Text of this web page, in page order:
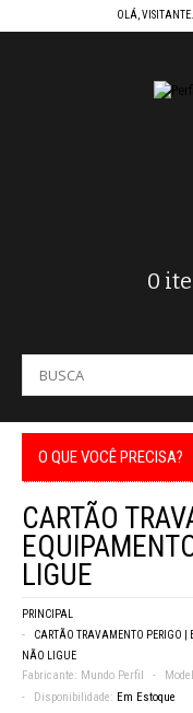
OLÁ,
0
O QUE VOCÊ PRECISA?
CARTÃO
LIGUE
PRINCIPAL
CARTÃO TRAVAMENTO PERIGO |
NÃO LIGUE
Fabricante: Mundo Perfil
Disponibilidade: Em Estoque